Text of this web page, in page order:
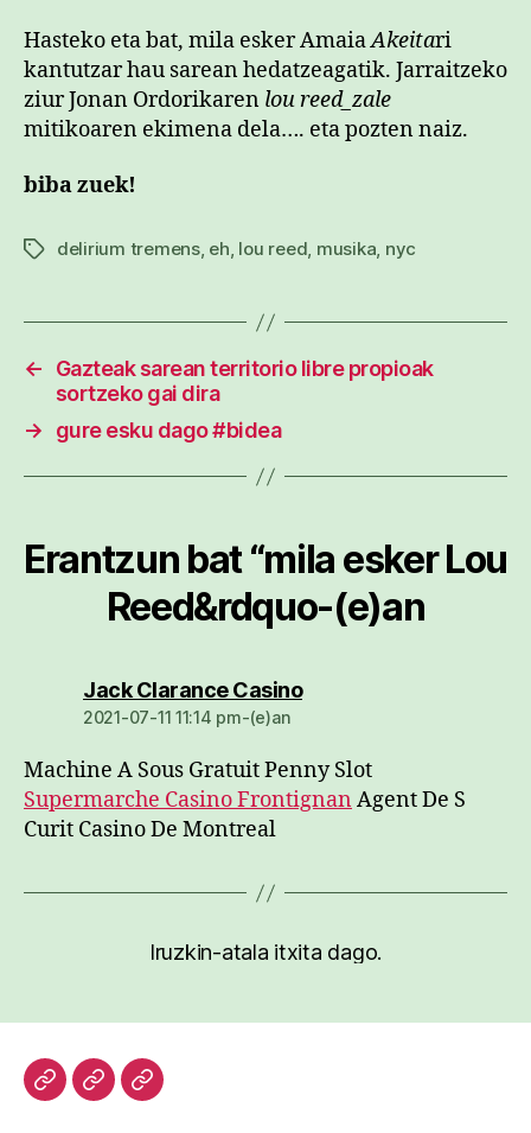
Hasteko eta bat, mila esker AmaiaAkeitari
kantutzar hau sarean hedatzeagatik. Jarraitzeko
ziur Jonan Ordorikaren lou reed_zale
mitikoaren ekimena dela…. eta pozten naiz.
biba zuek!
Etiketakdelirium tremens, eh, lou reed, musika, nyc
←
Gazteak sarean territorio libre propioak
sortzeko gai dira
→
gure esku dago #bidea
Erantzun bat “mila esker Lou
Reed&rdquo-(e)an
Jack Clarance Casinodio:
2021-07-11 11:14 pm-(e)an
Machine A Sous Gratuit Penny Slot
Supermarche Casino Frontignan Agent De S
Curit Casino De Montreal
Iruzkin-atala itxita dago.
HasieraKazetari
Patxi